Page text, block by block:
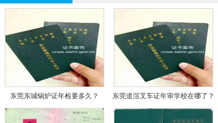
东莞东城锅炉证年检要多久？ 东莞道滘叉车证年审学校在哪了？